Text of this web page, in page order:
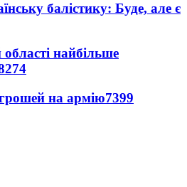
балістику: Буде, але є
найбільше
грошей на армію7399